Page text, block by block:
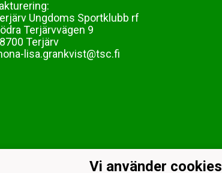
Ungdoms Sportklubb rf
Terjärvvägen 9
Terjärv
lisa.grankvist@tsc.fi
Vi använder cookies